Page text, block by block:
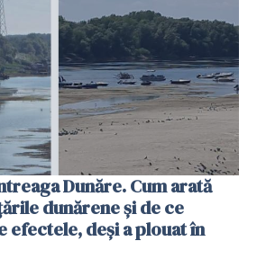
Dunăre. Cum arată
dunărene și de ce
efectele, deși a plouat în